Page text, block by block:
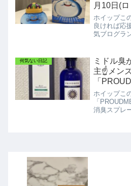
月10日(
ム無事
ホイップこ
良ければ応
気ブログラ
名古屋の栄
マーク名古
何気ない日記
ミドル臭
主☝️メン
「
ーツリフ
ぎた💖
ホイップこ
「
消臭スプレ